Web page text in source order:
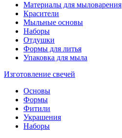
Материалы для мыловарения
Красители
Мыльные основы
Наборы
Отдушки
Формы для литья
Упаковка для мыла
Изготовление свечей
Основы
Формы
Фитили
Украшения
Наборы